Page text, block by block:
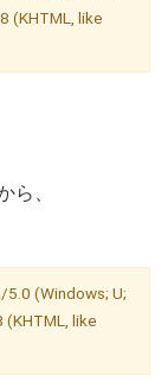
(KHTML, like
ら、
(Windows; U;
like